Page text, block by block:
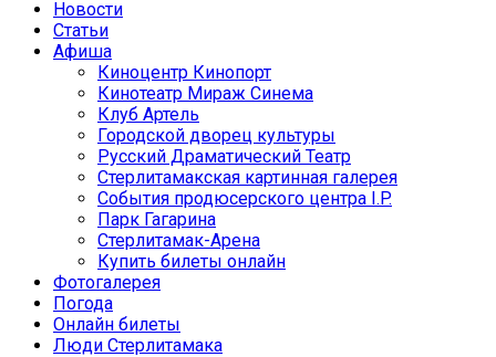
Новости
Статьи
Афиша
Киноцентр Кинопорт
Кинотеатр Мираж Синема
Клуб Артель
Городской дворец культуры
Русский Драматический Театр
Стерлитамакская картинная галерея
События продюсерского центра I.P.
Парк Гагарина
Стерлитамак-Арена
Купить билеты онлайн
Фотогалерея
Погода
Онлайн билеты
Люди Стерлитамака